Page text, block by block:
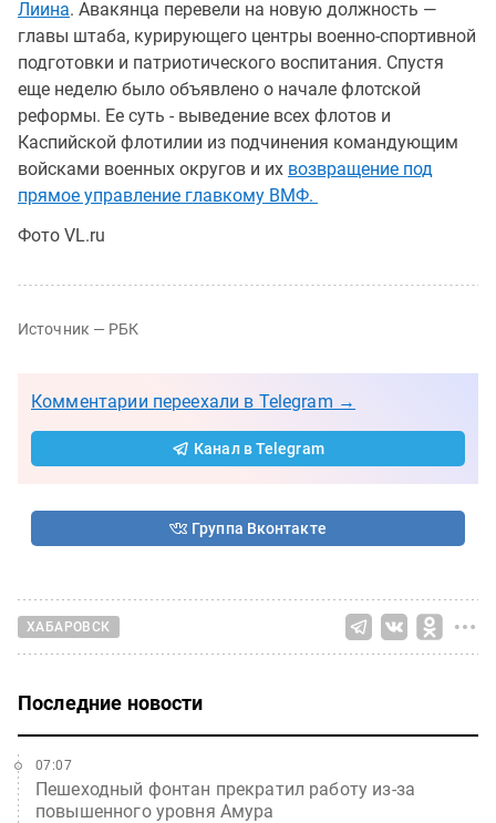
Лиина. Авакянца перевели на новую должность —
главы штаба, курирующего центры военно-спортивной
подготовки и патриотического воспитания. Спустя
еще неделю было объявлено о начале флотской
реформы. Ее суть - выведение всех флотов и
Каспийской флотилии из подчинения командующим
войсками военных округов и их возвращение под
прямое управление главкому ВМФ.
Фото VL.ru
Источник — РБК
Комментарии переехали в Telegram →
Канал в Telegram
Группа Вконтакте
ХАБАРОВСК
Последние новости
Пешеходный фонтан прекратил работу из-за
повышенного уровня Амура
07:07